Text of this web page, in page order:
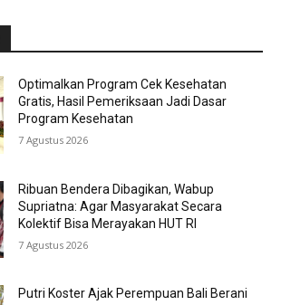
Optimalkan Program Cek Kesehatan
Gratis, Hasil Pemeriksaan Jadi Dasar
Program Kesehatan
7 Agustus 2026
Ribuan Bendera Dibagikan, Wabup
Supriatna: Agar Masyarakat Secara
Kolektif Bisa Merayakan HUT RI
7 Agustus 2026
Putri Koster Ajak Perempuan Bali Berani